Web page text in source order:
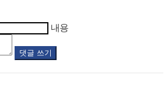
내용
댓글 쓰기